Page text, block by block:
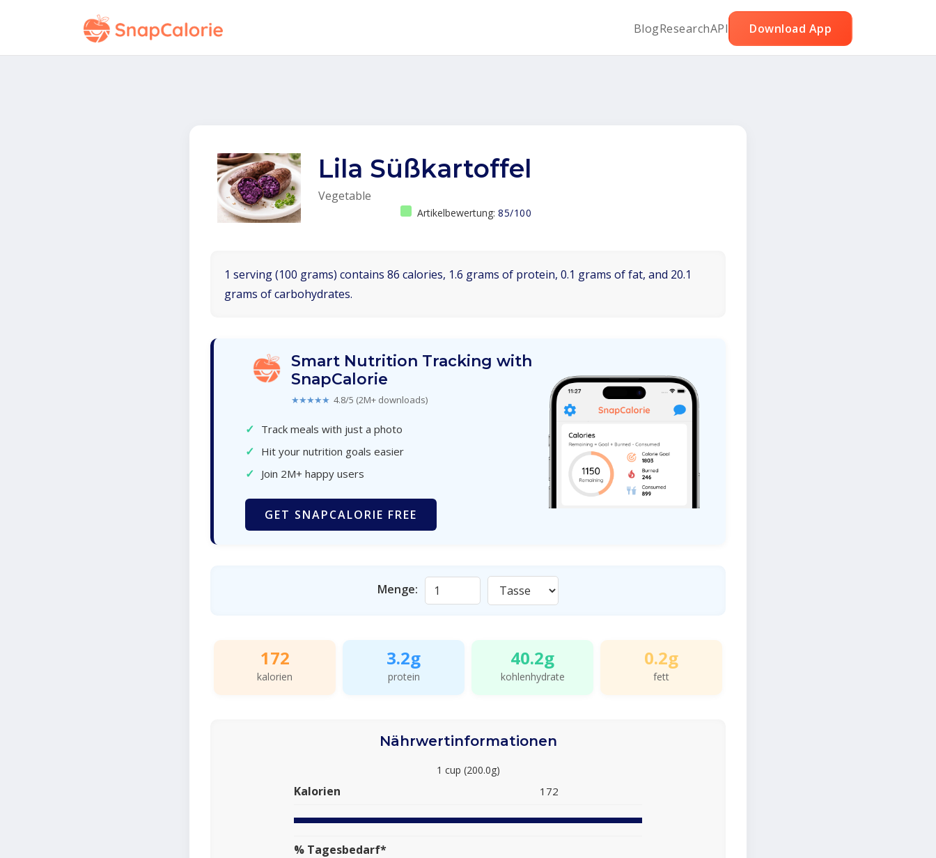
BlogResearchAPI Download App
Lila Süßkartoffel
Vegetable
Artikelbewertung: 85/100
1 serving (100 grams) contains 86 calories, 1.6 grams of protein, 0.1 grams of fat, and 20.1
grams of carbohydrates.
Smart Nutrition Tracking with
SnapCalorie
★★★★★ 4.8/5 (2M+ downloads)
✓ Track meals with just a photo
✓ Hit your nutrition goals easier
✓ Join 2M+ happy users
GET SNAPCALORIE FREE
Menge:
172
kalorien
3.2g
protein
40.2g
kohlenhydrate
0.2g
fett
Nährwertinformationen
1 cup (200.0g)
Kalorien 172
% Tagesbedarf*